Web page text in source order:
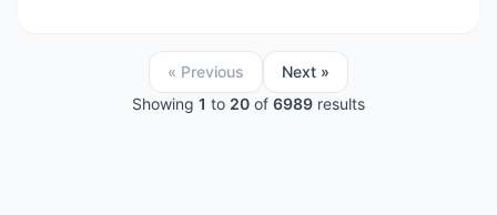
« Previous
Next »
Showing 1 to 20 of 6989 results